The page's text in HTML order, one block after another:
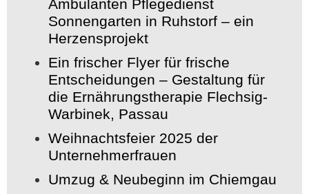
Ambulanten Pflegedienst
Sonnengarten in Ruhstorf – ein
Herzensprojekt
Ein frischer Flyer für frische
Entscheidungen – Gestaltung für
die Ernährungstherapie Flechsig-
Warbinek, Passau
Weihnachtsfeier 2025 der
Unternehmerfrauen
Umzug & Neubeginn im Chiemgau